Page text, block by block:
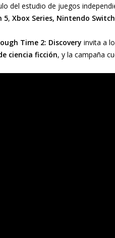
del estudio de juegos
5, Xbox Series, Nintendo
Time 2: Discovery invita a
ciencia ficción, y la campaña